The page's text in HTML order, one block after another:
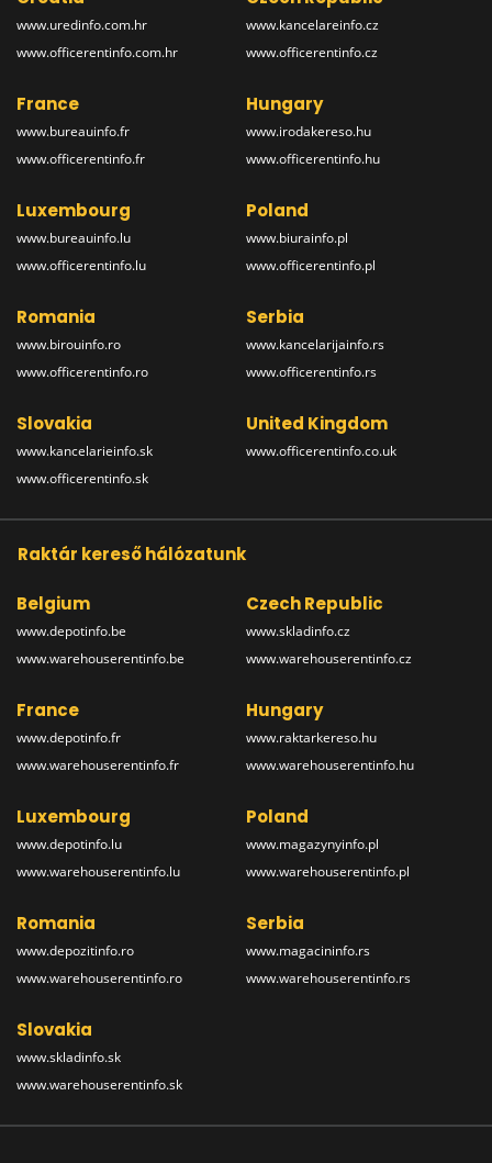
www.uredinfo.com.hr
www.officerentinfo.com.hr
www.kancelareinfo.cz
www.officerentinfo.cz
France
www.bureauinfo.fr
www.officerentinfo.fr
Hungary
www.irodakereso.hu
www.officerentinfo.hu
Luxembourg
www.bureauinfo.lu
www.officerentinfo.lu
Poland
www.biurainfo.pl
www.officerentinfo.pl
Romania
www.birouinfo.ro
www.officerentinfo.ro
Serbia
www.kancelarijainfo.rs
www.officerentinfo.rs
Slovakia
www.kancelarieinfo.sk
www.officerentinfo.sk
United Kingdom
www.officerentinfo.co.uk
Raktár kereső hálózatunk
Belgium
www.depotinfo.be
www.warehouserentinfo.be
Czech Republic
www.skladinfo.cz
www.warehouserentinfo.cz
France
www.depotinfo.fr
www.warehouserentinfo.fr
Hungary
www.raktarkereso.hu
www.warehouserentinfo.hu
Luxembourg
www.depotinfo.lu
www.warehouserentinfo.lu
Poland
www.magazynyinfo.pl
www.warehouserentinfo.pl
Romania
www.depozitinfo.ro
www.warehouserentinfo.ro
Serbia
www.magacininfo.rs
www.warehouserentinfo.rs
Slovakia
www.skladinfo.sk
www.warehouserentinfo.sk